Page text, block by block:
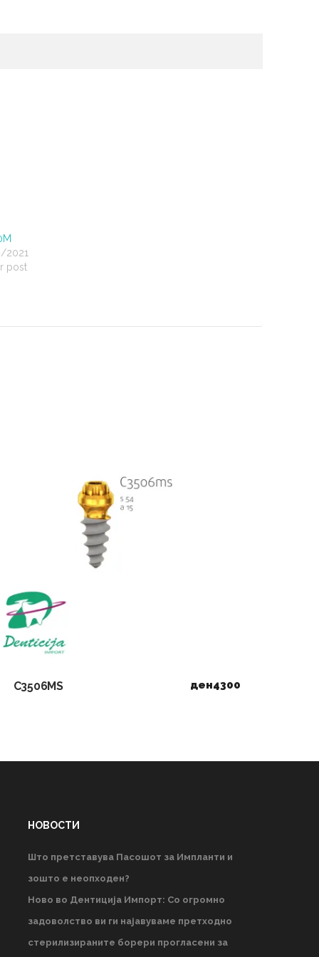
2021
post
C3506MS ден4300
НОВОСТИ
Што претставува Пасошот за Импланти и
зошто е неопходен?
Ново во Дентиција Импорт: Со огромно
задоволство ви ги најавуваме претходно
стерилизираните борери прогласени за